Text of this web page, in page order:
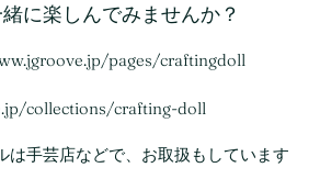
に楽しんでみませんか？
pages/craftingdoll
collections/crafting-doll
は手芸店などで、お取扱もしています